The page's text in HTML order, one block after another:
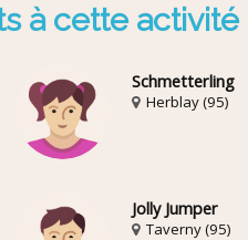
à cette activité
Schmetterling
Herblay (95)
Jolly Jumper
Taverny (95)